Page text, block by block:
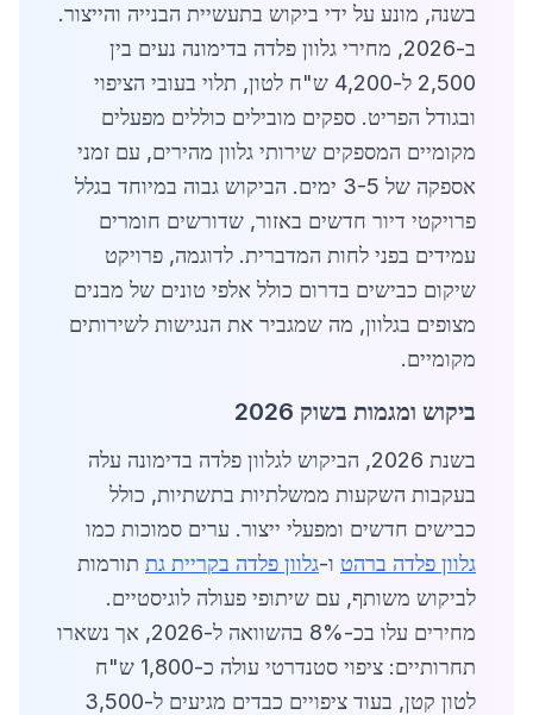
בשנה, מונע על ידי ביקוש בתעשיית הבנייה והייצור.
ב-2026, מחירי גלוון פלדה בדימונה נעים בין
2,500 ל-4,200 ש"ח לטון, תלוי בעובי הציפוי
ובגודל הפריט. ספקים מובילים כוללים מפעלים
מקומיים המספקים שירותי גלוון מהירים, עם זמני
אספקה של 3-5 ימים. הביקוש גבוה במיוחד בגלל
פרויקטי דיור חדשים באזור, שדורשים חומרים
עמידים בפני לחות המדברית. לדוגמה, פרויקט
שיקום כבישים בדרום כולל אלפי טונים של מבנים
מצופים בגלוון, מה שמגביר את הנגישות לשירותים
מקומיים.
ביקוש ומגמות בשוק 2026
בשנת 2026, הביקוש לגלוון פלדה בדימונה עלה
בעקבות השקעות ממשלתיות בתשתיות, כולל
כבישים חדשים ומפעלי ייצור. ערים סמוכות כמו
גלוון פלדה ברהט ו-גלוון פלדה בקריית גת תורמות
לביקוש משותף, עם שיתופי פעולה לוגיסטיים.
מחירים עלו בכ-8% בהשוואה ל-2026, אך נשארו
תחרותיים: ציפוי סטנדרטי עולה כ-1,800 ש"ח
לטון קטן, בעוד ציפויים כבדים מגיעים ל-3,500